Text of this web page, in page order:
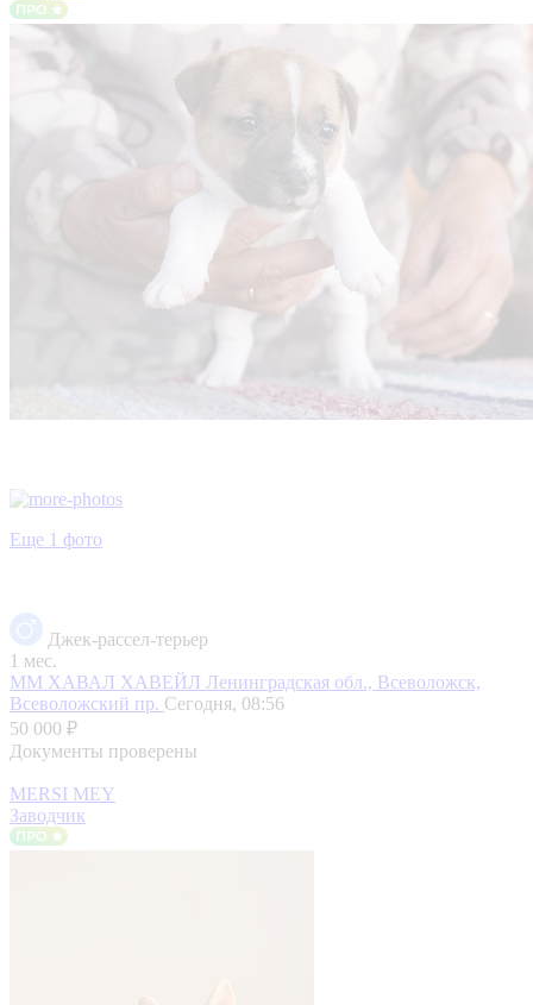
Еще 1 фото
Джек-рассел-терьер
1 мес.
ММ ХАВАЛ ХАВЕЙЛ Ленинградская обл., Всеволожск,
Всеволожский пр. Сегодня, 08:56
50 000 ₽
Документы проверены
MERSI MEY
Заводчик